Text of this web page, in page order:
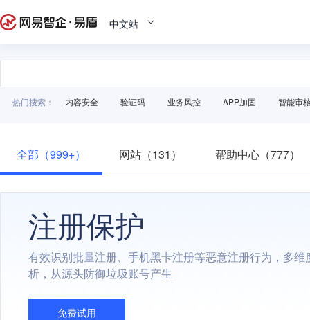
中文站
热门搜索： 内容安全 验证码 业务风控 APP加固 智能审
全部（999+） 网站（131） 帮助中心（777）
注册保护
有效识别批量注册、手机黑卡注册等恶意注册行为，多维
析，从源头防御垃圾账号产生
免费试用